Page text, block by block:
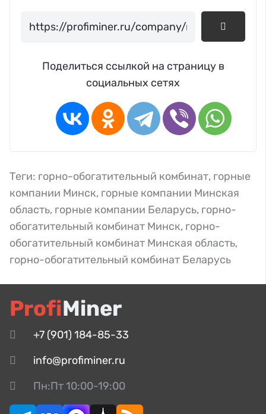
Поделиться ссылкой на страницу в
социальных сетях
Теги: горно-обогатительный комбинат, горные
компании Минск, горные компании Минская
область, горные компании Беларусь, горно-
обогатительный комбинат Минск, горно-
обогатительный комбинат Минская область,
горно-обогатительный комбинат Беларусь
ProfiMiner
+7 (901) 184-85-33
info@profiminer.ru
Пн:Пт 10:00-19:00